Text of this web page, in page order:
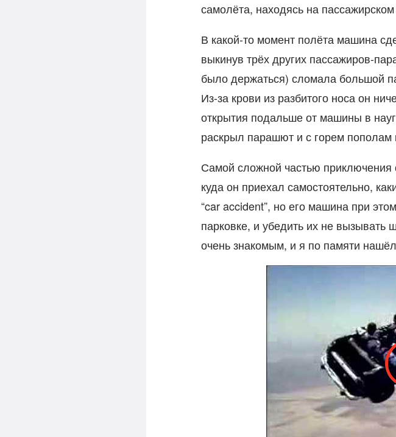
самолёта, находясь на
В какой-то момент полёта машина
выкинув трёх других пассажиров-
было держаться) сломала большой
Из-за крови из разбитого носа он
открытия подальше от машины в
раскрыл парашют и с горем пополам
Самой сложной частью приключения
куда он приехал самостоятельно,
“car accident”, но его машина при
парковке, и убедить их не
очень знакомым, и я по памяти